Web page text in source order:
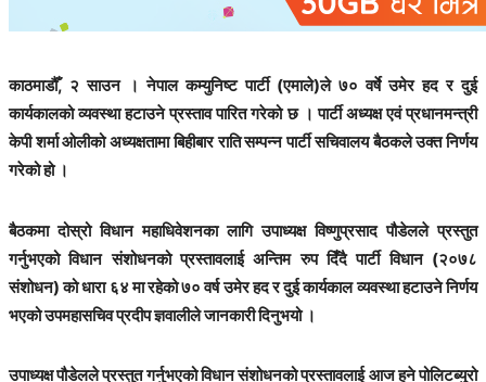
काठमाडौँ, २ साउन । नेपाल कम्युनिष्ट पार्टी (एमाले)ले ७० वर्षे उमेर हद र दुई
कार्यकालको व्यवस्था हटाउने प्रस्ताव पारित गरेको छ । पार्टी अध्यक्ष एवं प्रधानमन्त्री
केपी शर्मा ओलीको अध्यक्षतामा बिहीबार राति सम्पन्न पार्टी सचिवालय बैठकले उक्त निर्णय
गरेको हो ।
बैठकमा दोस्रो विधान महाधिवेशनका लागि उपाध्यक्ष विष्णुप्रसाद पौडेलले प्रस्तुत
गर्नुभएको विधान संशोधनको प्रस्तावलाई अन्तिम रुप दिँदै पार्टी विधान (२०७८
संशोधन) को धारा ६४ मा रहेको ७० वर्ष उमेर हद र दुई कार्यकाल व्यवस्था हटाउने निर्णय
भएको उपमहासचिव प्रदीप ज्ञवालीले जानकारी दिनुभयो ।
उपाध्यक्ष पौडेलले प्रस्तुत गर्नुभएको विधान संशोधनको प्रस्तावलाई आज हुने पोलिटब्युरो